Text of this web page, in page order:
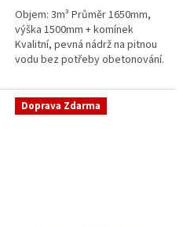
hvězdiček.
Objem: 3m³ Průměr 1650mm,
výška 1500mm + komínek
Kvalitní, pevná nádrž na pitnou
vodu bez potřeby obetonování.
prostupů pro potrubí a hadice
specifikujte...
Doprava Zdarma